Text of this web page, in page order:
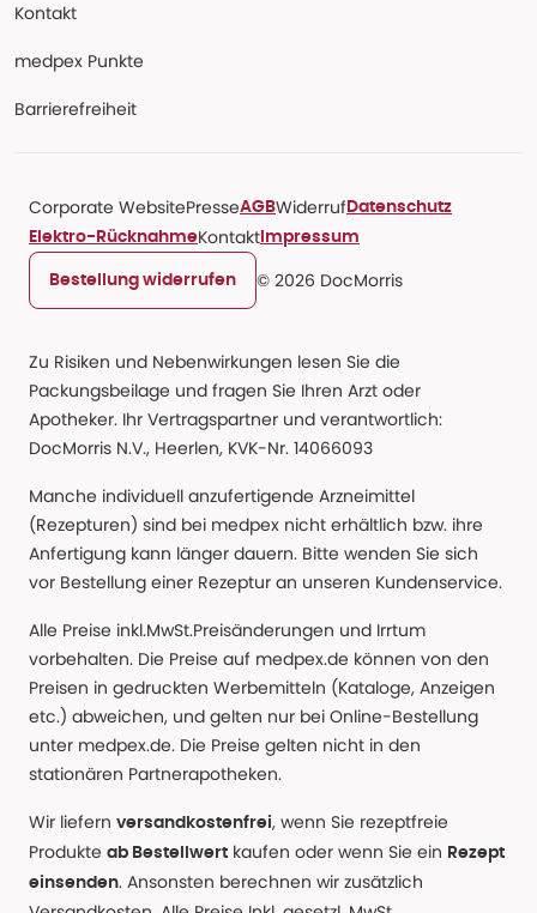
Kontakt
medpex Punkte
Barrierefreiheit
Corporate WebsitePresseAGBWiderruf Datenschutz
Elektro-RücknahmeKontakt Impressum
Bestellung widerrufen © 2026 DocMorris
Zu Risiken und Nebenwirkungen lesen Sie die
Packungsbeilage und fragen Sie Ihren Arzt oder
Apotheker. Ihr Vertragspartner und verantwortlich:
DocMorris N.V., Heerlen, KVK-Nr. 14066093
Manche individuell anzufertigende Arzneimittel
(Rezepturen) sind bei medpex nicht erhältlich bzw. ihre
Anfertigung kann länger dauern. Bitte wenden Sie sich
vor Bestellung einer Rezeptur an unseren Kundenservice.
Alle Preise inkl.MwSt.Preisänderungen und Irrtum
vorbehalten. Die Preise auf medpex.de können von den
Preisen in gedruckten Werbemitteln (Kataloge, Anzeigen
etc.) abweichen, und gelten nur bei Online-Bestellung
unter medpex.de. Die Preise gelten nicht in den
stationären Partnerapotheken.
Wir liefern versandkostenfrei, wenn Sie rezeptfreie
Produkte ab Bestellwert kaufen oder wenn Sie ein Rezept
einsenden. Ansonsten berechnen wir zusätzlich